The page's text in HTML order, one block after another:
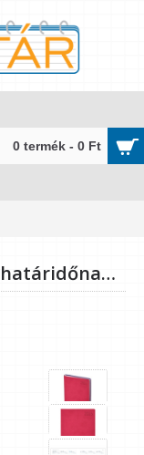
0 termék - 0 Ft
Madeira, B5 heti beosztású határidőnapló, Rózsa-Lila